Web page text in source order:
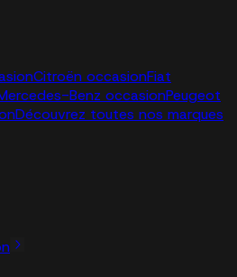
Citroën occasionFiat
Benz occasionPeugeot
Découvrez toutes nos marques